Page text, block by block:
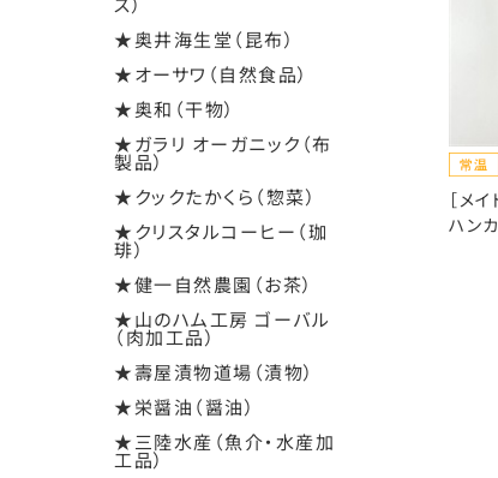
★奥井海生堂（昆布）
★オーサワ（自然食品）
★奥和（干物）
★ガラリ オーガニック（布
製品）
★クックたかくら（惣菜）
★クリスタルコーヒー（珈
琲）
★健一自然農園（お茶）
★山のハム工房 ゴーバル
（肉加工品）
★壽屋漬物道場（漬物）
★栄醤油（醤油）
★三陸水産（魚介・水産加
工品）
［メ
ハン